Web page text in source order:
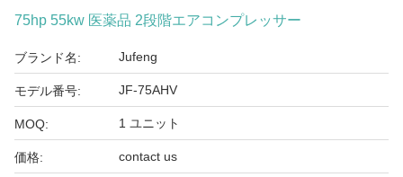
75hp 55kw 医薬品 2段階エアコンプレッサー
ブランド名: Jufeng
モデル番号: JF-75AHV
MOQ: 1 ユニット
価格: contact us